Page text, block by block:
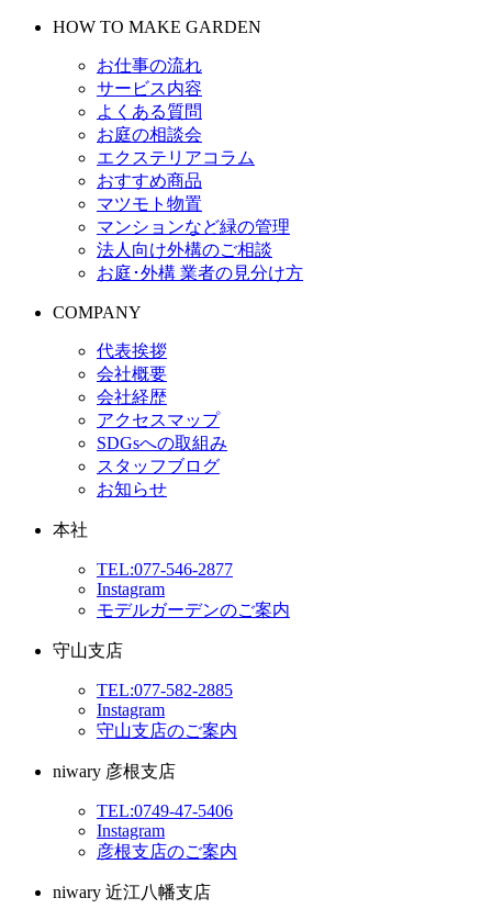
HOW TO MAKE GARDEN
お仕事の流れ
サービス内容
よくある質問
お庭の相談会
エクステリアコラム
おすすめ商品
マツモト物置
マンションなど緑の管理
法人向け外構のご相談
お庭･外構 業者の見分け方
COMPANY
代表挨拶
会社概要
会社経歴
アクセスマップ
SDGsへの取組み
スタッフブログ
お知らせ
本社
TEL:077-546-2877
Instagram
モデルガーデンのご案内
守山支店
TEL:077-582-2885
Instagram
守山支店のご案内
niwary 彦根支店
TEL:0749-47-5406
Instagram
彦根支店のご案内
niwary 近江八幡支店